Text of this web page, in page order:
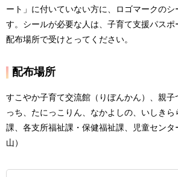
ート」に付いていない方に、ロゴマークのシ
す。シールが必要な人は、子育て支援パス
配布場所で受けとってください。
配布場所
すこやか子育て交流館（りぼんかん）、親子
っち、たにっこりん、なかよしの、いしき
課、各支所福祉課・保健福祉課、児童セン
山）